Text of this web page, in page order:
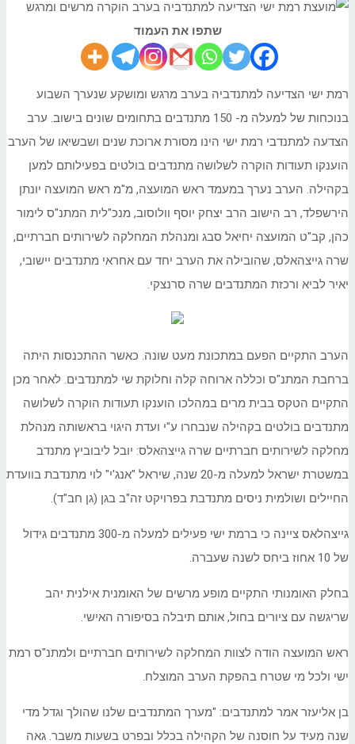
שתפו את העמוד
רמת ישי הצדיעה למתנדביה בערב מרגש ומושקע שנערך השבוע
בנוכחות של למעלה מ- 150 מתנדבים בתחומים שונים בישוב. ערב
הצדעה למתנדבי רמת ישי הינו מסורת ארוכת שנים ושבשיאו של הערב
הוענקו תעודות הוקרה לשלושה מתנדבים בולטים בפעילותם למען
בקהילה. הערב נערך במעמד ראש המועצה, מ"מ ראש המועצה יונתן
הירשפלד, רב הישוב הרב יצחק יוסף וולוסוב, מנכ"לית המתנ"ס לימור
כהן, קב"ט המועצה יחיאל סבג ומנהלת המחלקה לשירותים חברתיים,
שרה גייצהאלס, שהובילה את הערב יחד עם אחראי מתנדבים יישובי,
יאיר לביא ורכזת המתנדבים שרה סרנצקי.
הערב התקיים הפעם במתכונת מעט שונה. כאשר ההתכנסות היתה
ברחבת המתנ"ס וכללה ארוחה קלה וחלוקת שי למתנדבים. לאחר מכן
התקיים הטקס בבית מרים במהלכו הוענקו תעודות הוקרה לשלושה
מתנדבים בולטים בקהילה שנבחרו ע"י ועדת היגוי בראשותה מנהלת
מחלקה לשירותים חברתיים שרה גייצהאלס: יובל ליבוביץ מתנדב
במשטרת ישראל למעלה מ-20 שנה, שיראל "אנג'י" לוי מתנדבת בוועדת
החיילים ושולמית ניסים מתנדבת בפרויקט זה"ב בגן (גן חב"ד).
גייצהלאס ציינה כי ברמת ישי פעילים למעלה מ-300 מתנדבים גידול
של 10 אחוז ביחס לשנה שעברה.
בחלק האומנותי התקיים מופע מרשים של האומנית אילנית יהב
שריגשה עם ציורים בחול, אותם תיבלה בסיפורה האישי.
ראש המועצה הודה לצוות המחלקה לשירותים חברתיים ולמתנ"ס רמת
ישי ולכל מי שטרח בהפקת הערב המוצלח.
בן אליעזר אמר למתנדבים: "מערך המתנדבים שלנו שהולך וגדל מדי
שנה מעיד על חוסנה של הקהילה בכלל ובפרט בשעות משבר. גאה